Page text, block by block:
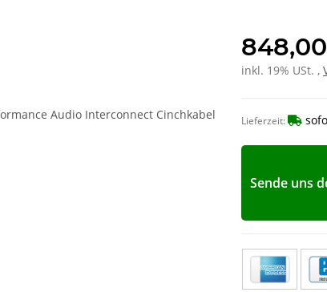
inkl. 19% USt. ,
Lieferzeit:
Sende uns